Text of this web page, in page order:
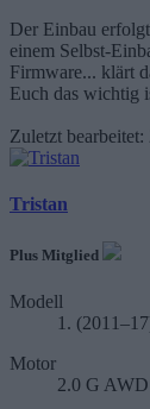
Der Einbau
einem Selbst-
Firmware... klärt
Euch das wichtig
Zuletzt bearbeitet:
Tristan
Plus Mitglied
Modell
1.
Motor
2.0 G AWD